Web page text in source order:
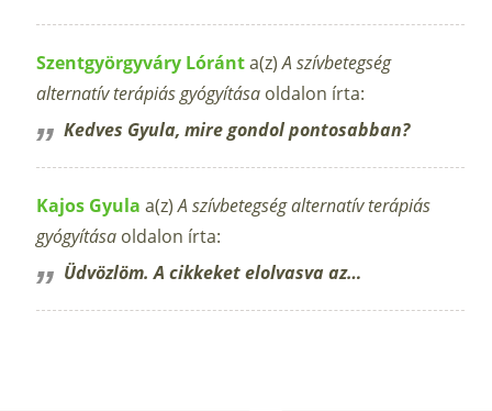
Szentgyörgyváry Lóránta(z)A szívbetegség
alternatív terápiás gyógyítása oldalon írta:
Kedves Gyula, mire gondol pontosabban?
Kajos Gyula a(z)A szívbetegség alternatív terápiás
gyógyítása oldalon írta:
Üdvözlöm. A cikkeket elolvasva az…